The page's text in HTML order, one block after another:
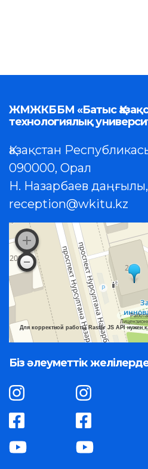
ЖМЖКББМ «Батыс
технологиялық
Қазақстан
090000, Орал
Н. Назарбаев
reception@wkitu.kz
Для корректной работы Raster JS API нужен
Біз әлеуметтік